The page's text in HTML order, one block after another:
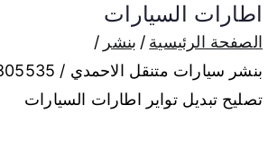
اطارات السيارات
الصفحة الرئيسية
بنشر
تصليح تبديل تواير اطارات السيارات